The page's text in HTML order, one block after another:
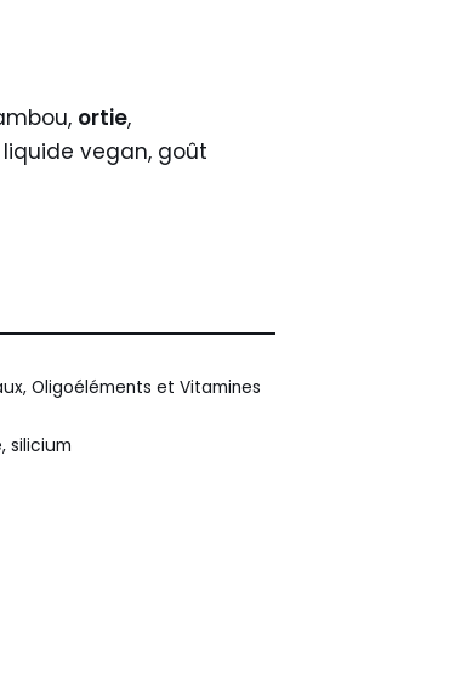
ortie,
vegan, goût
Oligoéléments et Vitamines
,silicium